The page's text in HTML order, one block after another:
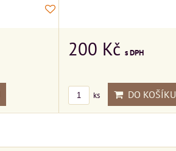
200 Kč s DPH
ks DO KOŠÍKU